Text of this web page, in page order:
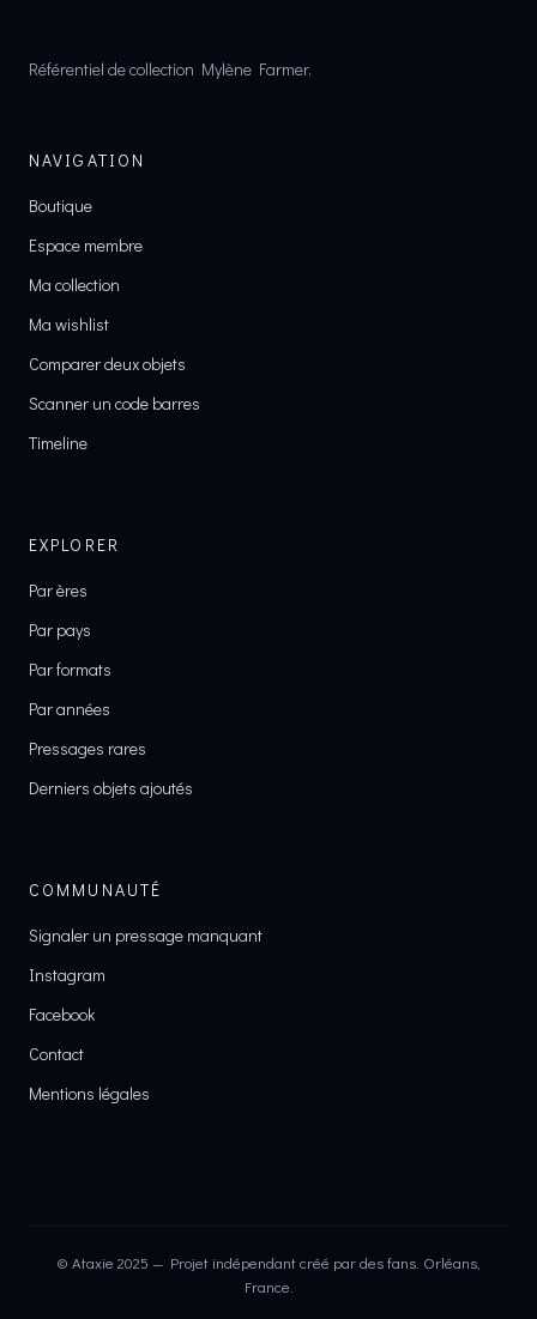
Référentiel de collection Mylène Farmer.
NAVIGATION
Boutique
Espace membre
Ma collection
Ma wishlist
Comparer deux objets
Scanner un code barres
Timeline
EXPLORER
Par ères
Par pays
Par formats
Par années
Pressages rares
Derniers objets ajoutés
COMMUNAUTÉ
Signaler un pressage manquant
Instagram
Facebook
Contact
Mentions légales
© Ataxie 2025 — Projet indépendant créé par des fans. Orléans,
France.